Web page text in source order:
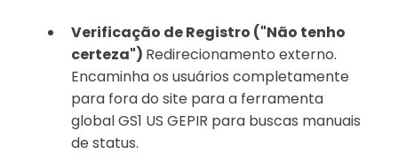
Verificação de Registro ("Não tenho
certeza") Redirecionamento externo.
Encaminha os usuários completamente
para fora do site para a ferramenta
global GS1 US GEPIR para buscas manuais
de status.